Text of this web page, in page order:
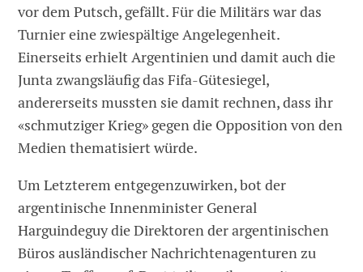
vor dem Putsch, gefällt. Für die Militärs war das
Turnier eine zwiespältige Angelegenheit.
Einerseits erhielt Argentinien und damit auch die
Junta zwangsläufig das Fifa-Gütesiegel,
andererseits mussten sie damit rechnen, dass ihr
«schmutziger Krieg» gegen die Opposition von den
Medien thematisiert würde.
Um Letzterem entgegenzuwirken, bot der
argentinische Innenminister General
Harguindeguy die Direktoren der argentinischen
Büros ausländischer Nachrichtenagenturen zu